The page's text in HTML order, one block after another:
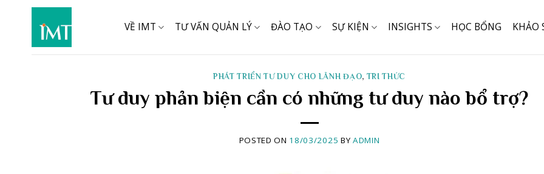
content
VỀ IMT TƯ VẤN QUẢN LÝ ĐÀO TẠO SỰ KIỆN INSIGHTS HỌC BỔNG KHẢO
PHÁT TRIỂN TƯ DUY CHO LÃNH ĐẠO, TRI THỨC
Tư duy phản biện cần có những tư duy nào bổ trợ?
POSTED ON 18/03/2025 BY ADMIN